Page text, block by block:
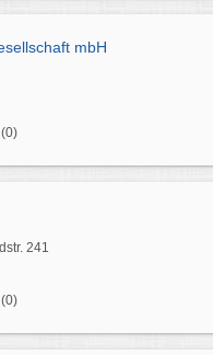
mbH
(0)
241
(0)